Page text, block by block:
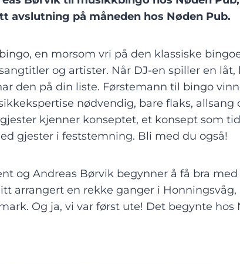
avslutning på måneden hos Nøden Pub.
en morsom vri på den klassiske
og artister. Når DJ-en spiller en låt,
den på din liste. Førstemann til bingo
nødvendig, bare flaks, allsang
kjenner konseptet, et konsept som
gjester i feststemning. Bli med du også!
og Andreas Børvik begynner å få bra
arrangert en rekke ganger i Honningsvåg,
Og ja, vi var først ute! Det begynte hos